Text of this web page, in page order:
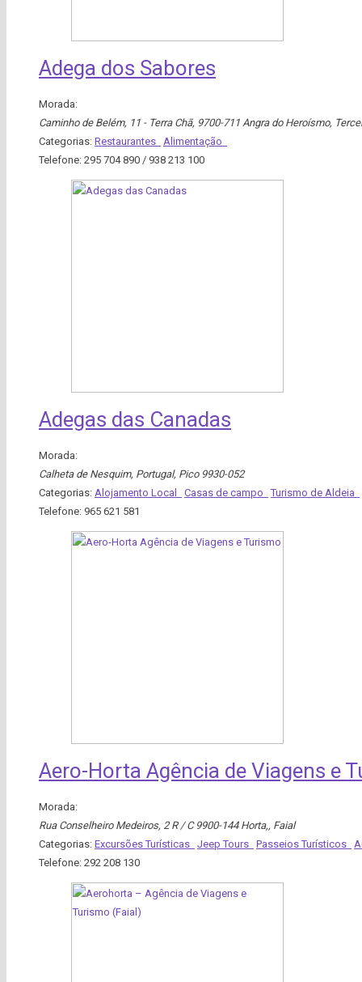
Adega dos Sabores
Morada:
Caminho de Belém, 11 - Terra Chã, 9700-711 Angra do Heroísmo,
Categorias: Restaurantes Alimentação
Telefone: 295 704 890 / 938 213 100
Adegas das Canadas
Morada:
Calheta de Nesquim, Portugal, Pico 9930-052
Categorias: Alojamento Local Casas de campo
Turismo de Aldeia
Telefone: 965 621 581
Aero-Horta Agência de Viagens e
Morada:
Rua Conselheiro Medeiros, 2 R / C 9900-144 Horta,, Faial
Categorias: Excursões Turísticas Jeep Tours Passeios Turísticos
Telefone: 292 208 130